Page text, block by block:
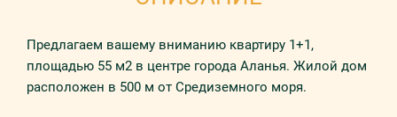
Предлагаем вашему вниманию квартиру 1+1,
площадью 55 м2 в центре города Аланья. Жилой дом
расположен в 500 м от Средиземного моря.